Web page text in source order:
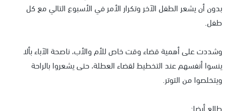
بدون أن يشعر الطفل الآخر وتكرار الأمر في الأسبوع التالي مع كل
طفل.
وشددت على أهمية قضاء وقت خاص للأم والأب، ناصحة الآباء بألا
ينسوا أنفسهم عند التخطيط لقضاء العطلة، حتى يشعروا بالراحة
ويتخلصوا من التوتر.
طالع أيضا: